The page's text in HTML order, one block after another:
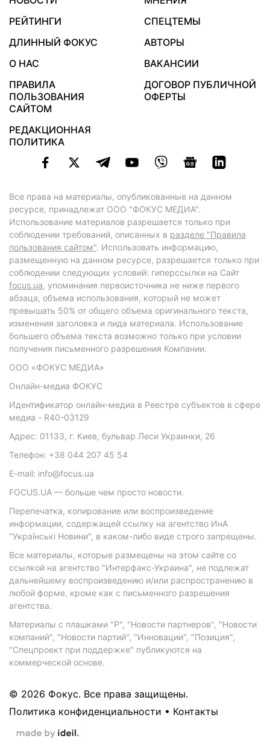
РЕЙТИНГИ
СПЕЦТЕМЫ
ДЛИННЫЙ ФОКУС
АВТОРЫ
О НАС
ВАКАНСИИ
ПРАВИЛА
ПОЛЬЗОВАНИЯ
САЙТОМ
ДОГОВОР ПУБЛИЧНОЙ
ОФЕРТЫ
РЕДАКЦИОННАЯ
ПОЛИТИКА
Все права на материалы, опубликованные на данном
ресурсе, принадлежат ООО "ФОКУС МЕДИА".
Использование материалов разрешается только при
соблюдении требований, описанных в разделе "Правила
пользования сайтом". Использовать информацию,
размещенную на данном ресурсе, разрешается только при
соблюдении следующих условий: гиперссылки на Сайт
focus.ua, упоминания первоисточника не ниже первого
абзаца, объема использования, который не может
превышать 50% от общего объема оригинального текста,
изменения заголовка и лида материала. Использование
большего объема текста возможно только при условии
получения письменного разрешения Компании.
ООО «ФОКУС МЕДИА»
Онлайн-медиа ФОКУС
Идентификатор онлайн-медиа в Реестре субъектов в сфере
медиа - R40-03129
Адрес: 01133, г. Киев, бульвар Леси Украинки, 26
Телефон: +38 044 207 45 54
E-mail: info@focus.ua
FOCUS.UA — больше чем просто новости.
Перепечатка, копирование или воспроизведение
информации, содержащей ссылку на агентство ИнА
"Українські Новини", в каком-либо виде строго запрещены.
Все материалы, которые размещены на этом сайте со
ссылкой на агентство "Интерфакс-Украина", не подлежат
дальнейшему воспроизведению и/или распространению в
любой форме, кроме как с письменного разрешения
агентства.
Материалы с плашками "Р", "Новости партнеров", "Новости
компаний", "Новости партий", "Инновации", "Позиция",
"Спецпроект при поддержке" публикуются на
коммерческой основе.
© 2026 Фокус. Все права защищены.
Политика конфиденциальности • Контакты